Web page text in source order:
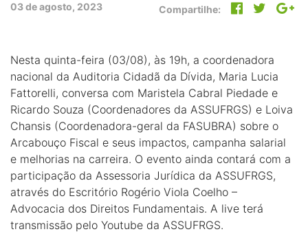
03 de agosto, 2023 Compartilhe:
Nesta quinta-feira (03/08), às 19h, a coordenadora
nacional da Auditoria Cidadã da Dívida, Maria Lucia
Fattorelli, conversa com Maristela Cabral Piedade e
Ricardo Souza (Coordenadores da ASSUFRGS) e Loiva
Chansis (Coordenadora-geral da FASUBRA) sobre o
Arcabouço Fiscal e seus impactos, campanha salarial
e melhorias na carreira. O evento ainda contará com a
participação da Assessoria Jurídica da ASSUFRGS,
através do Escritório Rogério Viola Coelho –
Advocacia dos Direitos Fundamentais. A live terá
transmissão pelo Youtube da ASSUFRGS.